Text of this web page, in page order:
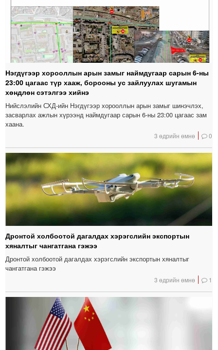
Нэгдүгээр хорооллын арын замыг наймдугаар сарын 6-ны
23:00 цагаас түр хааж, борооны ус зайлуулах шугамын
хөндлөн сэтэлгээ хийнэ
Нийслэлийн СХД-ийн Нэгдүгээр хорооллын арын замыг шинэчлэх,
засварлах ажлын хүрээнд наймдугаар сарын 6-ны 23:00 цагаас зам
хаана.
3 өдрийн өмнө 0
Дронтой холбоотой дагалдах хэрэгслийн экспортын
хяналтыг чангатгана гэжээ
Дронтой холбоотой дагалдах хэрэгслийн экспортын хяналтыг
чангатгана гэжээ
3 өдрийн өмнө 1